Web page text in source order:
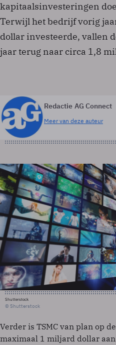
kapitaalsinvesteringen
Terwijl het bedrijf vorig
dollar investeerde, vallen
jaar terug naar circa 1,8
Redactie AG Connect
Meer van deze auteur
Shutterstock
© Shutterstock
Verder is TSMC van plan op
maximaal 1 miljard dollar